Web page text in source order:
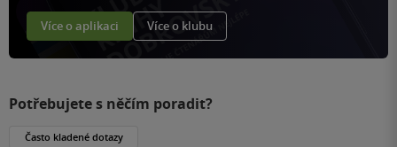
Více o aplikaci Více o klubu
Potřebujete s něčím poradit?
Často kladené dotazy